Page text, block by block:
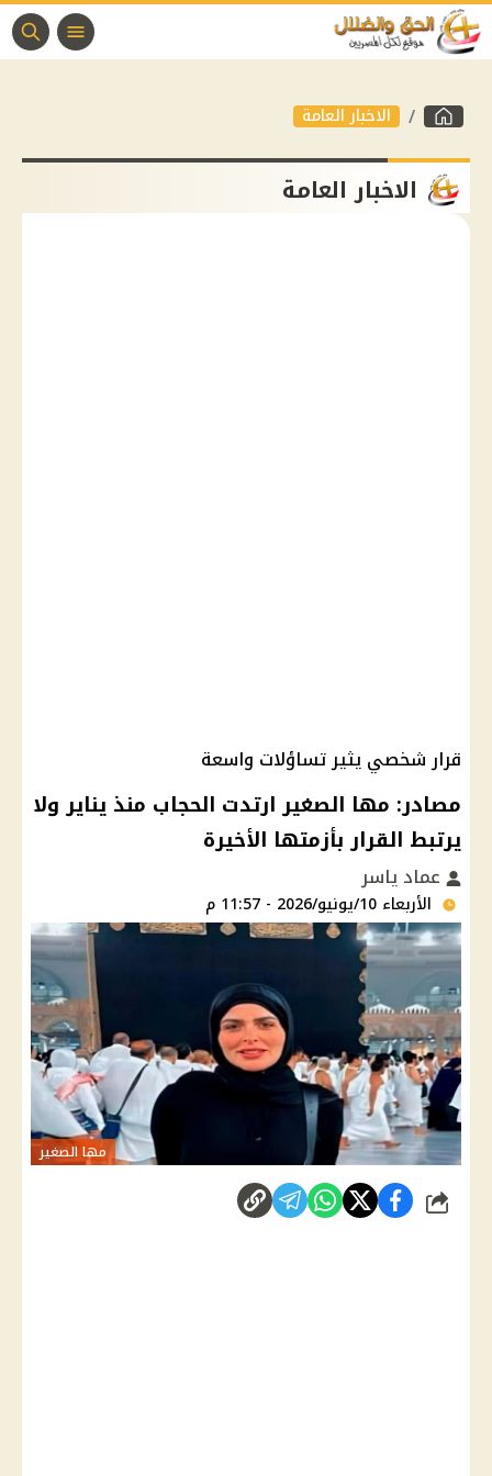
الاخبار العامة
الاخبار العامة
قرار شخصي يثير تساؤلات واسعة
مصادر: مها الصغير ارتدت الحجاب منذ يناير ولا
يرتبط القرار بأزمتها الأخيرة
عماد ياسر
الأربعاء 10/يونيو/2026 - 11:57 م
مها الصغير
شارك